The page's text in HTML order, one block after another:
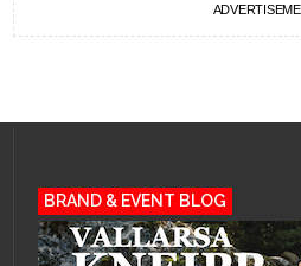
BRAND & EVENT BLOG